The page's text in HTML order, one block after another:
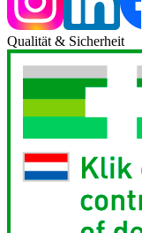
Qualität & Sicherheit